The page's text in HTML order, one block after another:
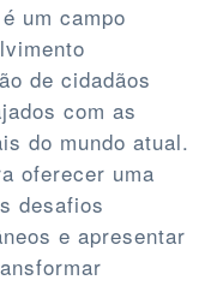
um campo
de cidadãos
com as
do mundo atual.
oferecer uma
desafios
e apresentar